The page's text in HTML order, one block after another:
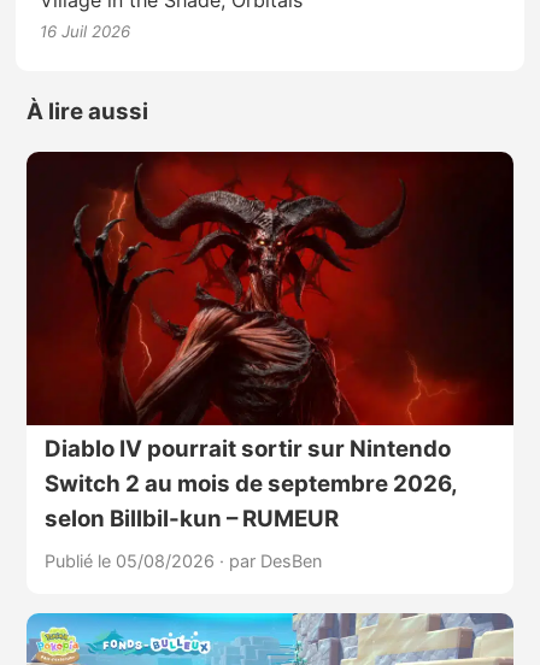
16 Juil 2026
À lire aussi
Diablo IV pourrait sortir sur Nintendo
Switch 2 au mois de septembre 2026,
selon Billbil-kun – RUMEUR
Publié le 05/08/2026 · par DesBen